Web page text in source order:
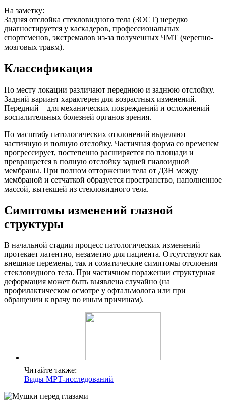
На заметку:
Задняя отслойка стекловидного тела (ЗОСТ) нередко
диагностируется у каскадеров, профессиональных
спортсменов, экстремалов из-за полученных ЧМТ (черепно-
мозговых травм).
Классификация
По месту локации различают переднюю и заднюю отслойку.
Задний вариант характерен для возрастных изменений.
Передний – для механических повреждений и осложнений
воспалительных болезней органов зрения.
По масштабу патологических отклонений выделяют
частичную и полную отслойку. Частичная форма со временем
прогрессирует, постепенно расширяется по площади и
превращается в полную отслойку задней гиалоидной
мембраны. При полном отторжении тела от ДЗН между
мембраной и сетчаткой образуется пространство, наполненное
массой, вытекшей из стекловидного тела.
Симптомы изменений глазной
структуры
В начальной стадии процесс патологических изменений
протекает латентно, незаметно для пациента. Отсутствуют как
внешние перемены, так и соматические симптомы отслоения
стекловидного тела. При частичном поражении структурная
деформация может быть выявлена случайно (на
профилактическом осмотре у офтальмолога или при
обращении к врачу по иным причинам).
Читайте также:
Виды МРТ-исследований